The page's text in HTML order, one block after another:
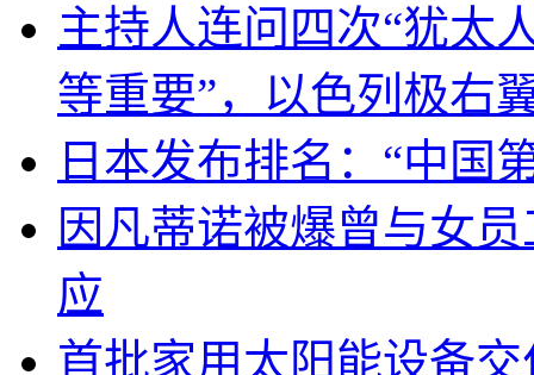
主持人连问四次“犹太
等重要”，以色列极右
日本发布排名：“中国
因凡蒂诺被爆曾与女
应
首批家用太阳能设备